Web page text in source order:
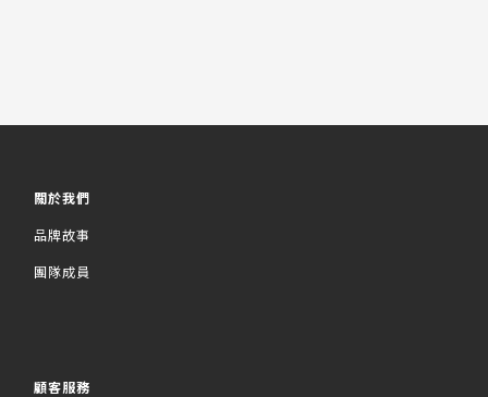
關於我們
品牌故事
團隊成員
顧客服務